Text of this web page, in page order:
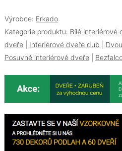
Výrobce: Erkado
Kategorie produktu: Bílé interiérové
dveře| Interiérové dveře dub
Posuvné interiérové dveře|